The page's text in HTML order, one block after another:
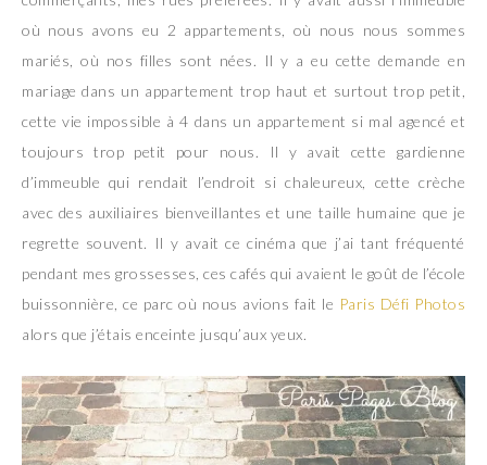
où nous avons eu 2 appartements, où nous nous sommes
mariés, où nos filles sont nées. Il y a eu cette demande en
mariage dans un appartement trop haut et surtout trop petit,
cette vie impossible à 4 dans un appartement si mal agencé et
toujours trop petit pour nous. Il y avait cette gardienne
d’immeuble qui rendait l’endroit si chaleureux, cette crèche
avec des auxiliaires bienveillantes et une taille humaine que je
regrette souvent. Il y avait ce cinéma que j’ai tant fréquenté
pendant mes grossesses, ces cafés qui avaient le goût de l’école
buissonnière, ce parc où nous avions fait le Paris Défi Photos
alors que j’étais enceinte jusqu’aux yeux.